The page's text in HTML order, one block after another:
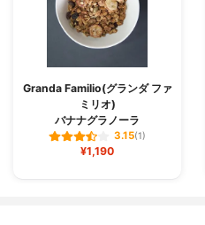
Granda Familio(グランダ ファ
ミリオ)
バナナグラノーラ
3.15(1)
¥1,190